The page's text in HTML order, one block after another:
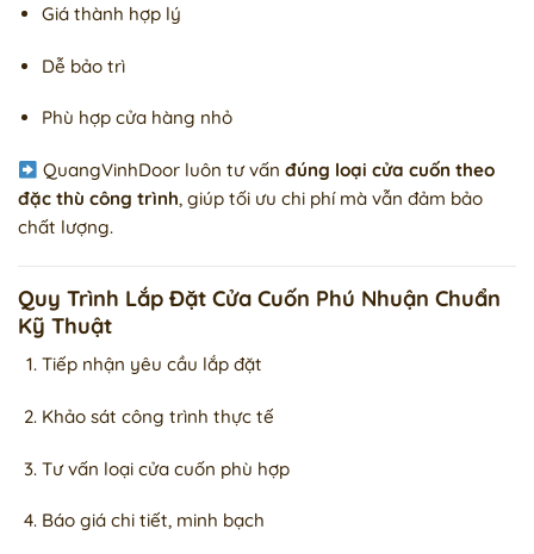
Giá thành hợp lý
Dễ bảo trì
Phù hợp cửa hàng nhỏ
QuangVinhDoor luôn tư vấnđúng loại cửa cuốn theo
đặc thù công trình, giúp tối ưu chi phí mà vẫn đảm bảo
chất lượng.
Quy Trình Lắp Đặt Cửa Cuốn Phú Nhuận Chuẩn
Kỹ Thuật
Tiếp nhận yêu cầu lắp đặt
Khảo sát công trình thực tế
Tư vấn loại cửa cuốn phù hợp
Báo giá chi tiết, minh bạch